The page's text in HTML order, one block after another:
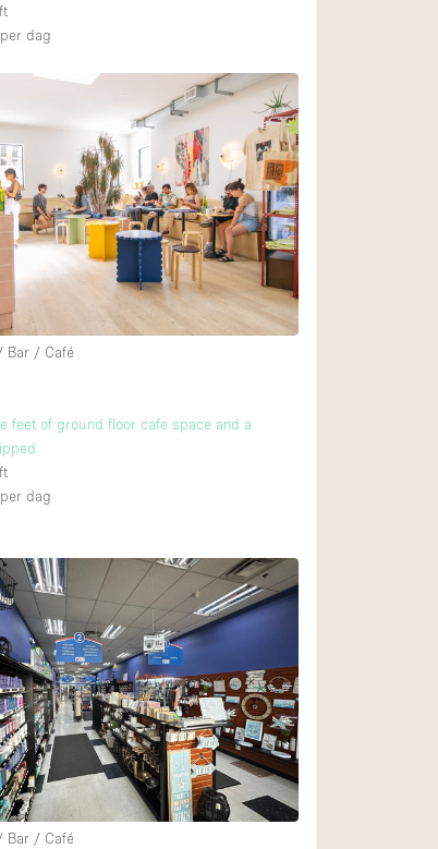
per dag
Bar / Café
feet of ground floor cafe space and a
per dag
Bar / Café